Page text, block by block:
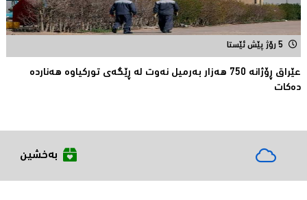
5 رۆژ پێش ئێستا
عێراق ڕۆژانە 750 هەزار بەرمیل نەوت لە ڕێگەی توركیاوە هەناردە
دەكات
بەخشین